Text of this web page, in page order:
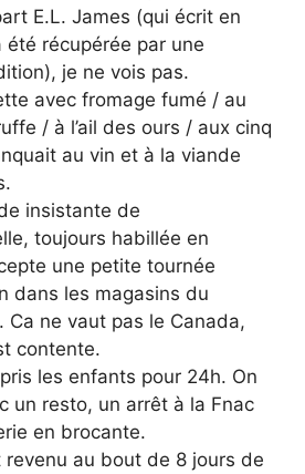
E.L. James (qui écrit en
été récupérée par une
je ne vois pas.
avec fromage fumé / au
/ à l’ail des ours / aux cinq
au vin et à la viande
insistante de
toujours habillée en
une petite tournée
dans les magasins du
Ca ne vaut pas le Canada,
contente.
les enfants pour 24h. On
un resto, un arrêt à la Fnac
en brocante.
revenu au bout de 8 jours de